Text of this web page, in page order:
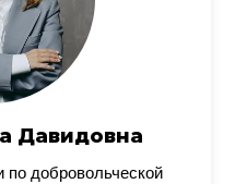
Давидовна
по добровольческой